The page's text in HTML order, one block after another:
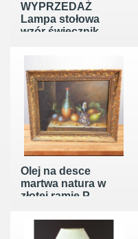
WYPRZEDAŻ
Lampa stołowa
wzór świecznik,
Olej na desce
martwa natura w
złotej ramie P.
WYPRZEDAŻ